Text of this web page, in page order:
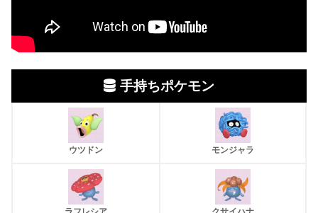
手持ちポケモン
ウツドン モンジャラ